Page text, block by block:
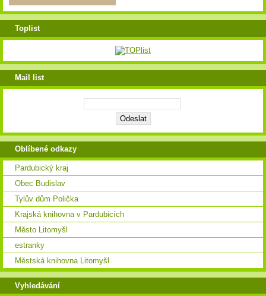
Toplist
Mail list
Oblíbené odkazy
Pardubický kraj
Obec Budislav
Tylův dům Polička
Krajská knihovna v Pardubicích
Město Litomyšl
estranky
Městská knihovna Litomyšl
Vyhledávání